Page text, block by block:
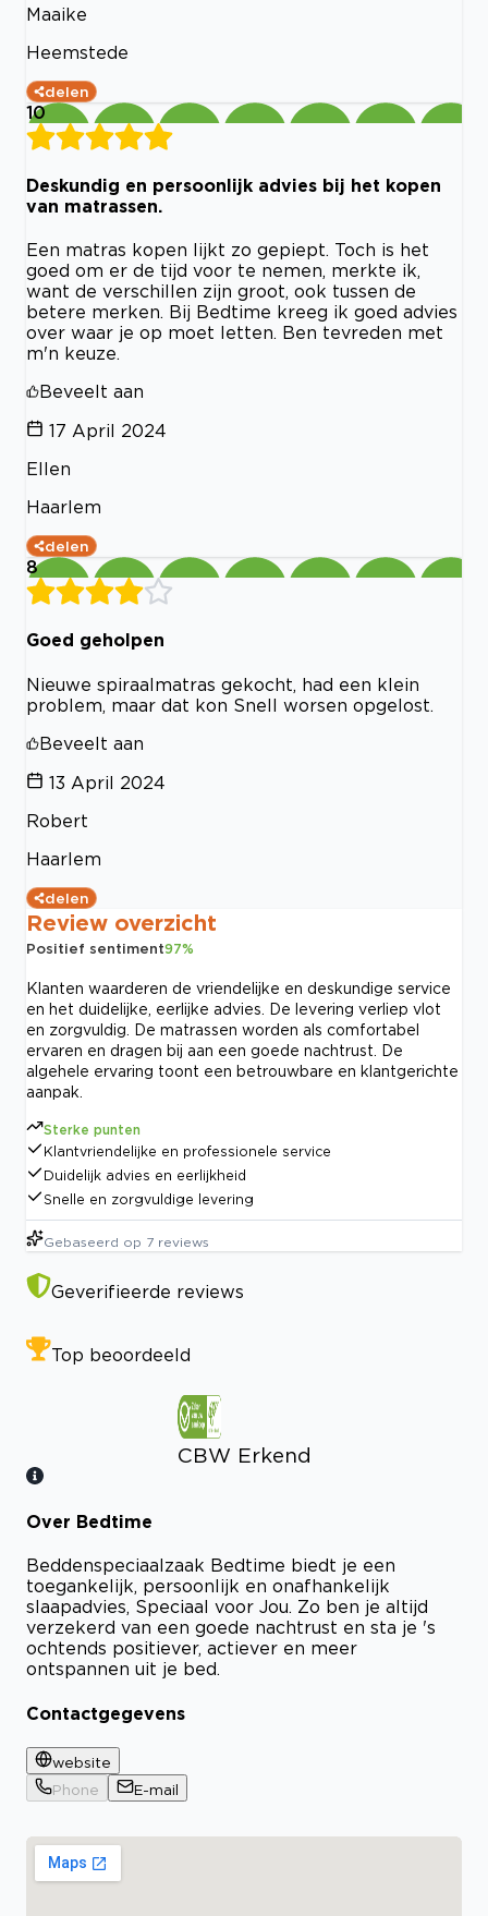
Maaike
Heemstede
delen
10
Deskundig en persoonlijk advies bij het kopen
van matrassen.
Een matras kopen lijkt zo gepiept. Toch is het
goed om er de tijd voor te nemen, merkte ik,
want de verschillen zijn groot, ook tussen de
betere merken. Bij Bedtime kreeg ik goed advies
over waar je op moet letten. Ben tevreden met
m'n keuze.
Beveelt aan
17 April 2024
Ellen
Haarlem
delen
8
Goed geholpen
Nieuwe spiraalmatras gekocht, had een klein
problem, maar dat kon Snell worsen opgelost.
Beveelt aan
13 April 2024
Robert
Haarlem
delen
Review overzicht
Positief sentiment97%
Klanten waarderen de vriendelijke en deskundige service
en het duidelijke, eerlijke advies. De levering verliep vlot
en zorgvuldig. De matrassen worden als comfortabel
ervaren en dragen bij aan een goede nachtrust. De
algehele ervaring toont een betrouwbare en klantgerichte
aanpak.
Sterke punten
Klantvriendelijke en professionele service
Duidelijk advies en eerlijkheid
Snelle en zorgvuldige levering
Gebaseerd op 7 reviews
Geverifieerde reviews
Top beoordeeld
CBW Erkend
Bekijk certificaat
Over Bedtime
Beddenspeciaalzaak Bedtime biedt je een
toegankelijk, persoonlijk en onafhankelijk
slaapadvies, Speciaal voor Jou. Zo ben je altijd
verzekerd van een goede nachtrust en sta je 's
ochtends positiever, actiever en meer
ontspannen uit je bed.
Contactgegevens
website
Phone
E-mail